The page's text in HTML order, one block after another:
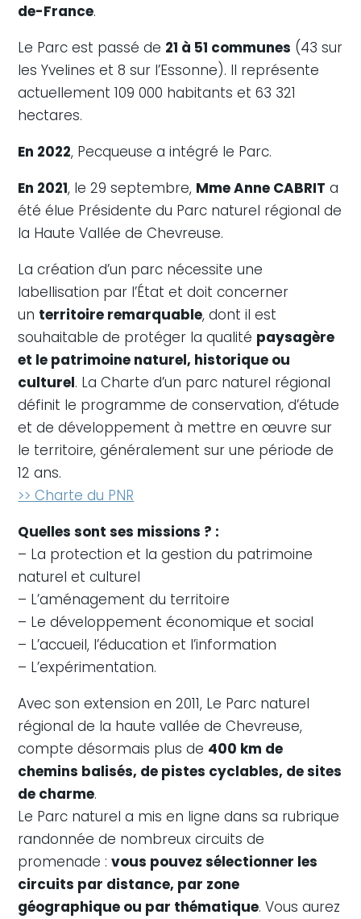
de-France.
Le Parc est passé de 21 à 51 communes (43 sur
les Yvelines et 8 sur l’Essonne). Il représente
actuellement 109 000 habitants et 63 321
hectares.
En 2022, Pecqueuse a intégré le Parc.
En 2021, le 29 septembre, Mme Anne CABRIT a
été élue Présidente du Parc naturel régional de
la Haute Vallée de Chevreuse.
La création d’un parc nécessite une
labellisation par l’État et doit concerner
un territoire remarquable, dont il est
souhaitable de protéger la qualité paysagère
et le patrimoine naturel, historique ou
culturel. La Charte d’un parc naturel régional
définit le programme de conservation, d’étude
et de développement à mettre en œuvre sur
le territoire, généralement sur une période de
12 ans.
>> Charte du PNR
Quelles sont ses missions ? :
– La protection et la gestion du patrimoine
naturel et culturel
– L’aménagement du territoire
– Le développement économique et social
– L’accueil, l’éducation et l’information
– L’expérimentation.
Avec son extension en 2011, Le Parc naturel
régional de la haute vallée de Chevreuse,
compte désormais plus de 400 km de
chemins balisés, de pistes cyclables, de sites
de charme.
Le Parc naturel a mis en ligne dans sa rubrique
randonnée de nombreux circuits de
promenade :vous pouvez sélectionner les
circuits par distance, par zone
géographique ou par thématique. Vous aurez